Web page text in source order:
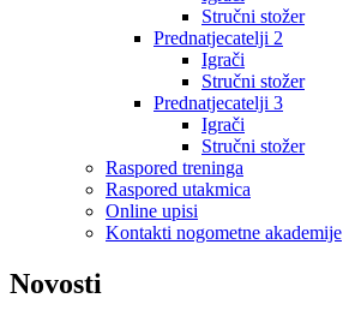
Stručni stožer
Prednatjecatelji 2
Igrači
Stručni stožer
Prednatjecatelji 3
Igrači
Stručni stožer
Raspored treninga
Raspored utakmica
Online upisi
Kontakti nogometne akademije
Novosti